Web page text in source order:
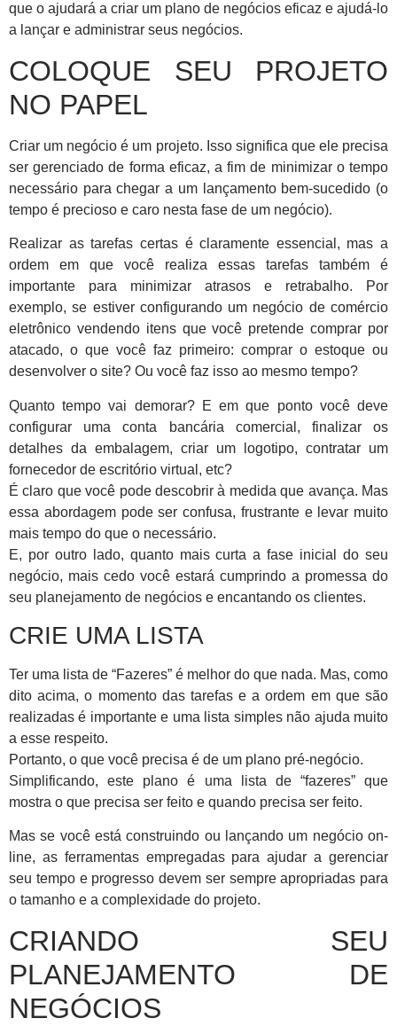
que o ajudará a criar um plano de negócios eficaz e ajudá-lo
a lançar e administrar seus negócios.
COLOQUE SEU PROJETO
NO PAPEL
Criar um negócio é um projeto. Isso significa que ele precisa
ser gerenciado de forma eficaz, a fim de minimizar o tempo
necessário para chegar a um lançamento bem-sucedido (o
tempo é precioso e caro nesta fase de um negócio).
Realizar as tarefas certas é claramente essencial, mas a
ordem em que você realiza essas tarefas também é
importante para minimizar atrasos e retrabalho. Por
exemplo, se estiver configurando um negócio de comércio
eletrônico vendendo itens que você pretende comprar por
atacado, o que você faz primeiro: comprar o estoque ou
desenvolver o site? Ou você faz isso ao mesmo tempo?
Quanto tempo vai demorar? E em que ponto você deve
configurar uma conta bancária comercial, finalizar os
detalhes da embalagem, criar um logotipo, contratar um
fornecedor de escritório virtual, etc?
É claro que você pode descobrir à medida que avança. Mas
essa abordagem pode ser confusa, frustrante e levar muito
mais tempo do que o necessário.
E, por outro lado, quanto mais curta a fase inicial do seu
negócio, mais cedo você estará cumprindo a promessa do
seu planejamento de negócios e encantando os clientes.
CRIE UMA LISTA
Ter uma lista de “Fazeres” é melhor do que nada. Mas, como
dito acima, o momento das tarefas e a ordem em que são
realizadas é importante e uma lista simples não ajuda muito
a esse respeito.
Portanto, o que você precisa é de um plano pré-negócio.
Simplificando, este plano é uma lista de “fazeres” que
mostra o que precisa ser feito e quando precisa ser feito.
Mas se você está construindo ou lançando um negócio on-
line, as ferramentas empregadas para ajudar a gerenciar
seu tempo e progresso devem ser sempre apropriadas para
o tamanho e a complexidade do projeto.
CRIANDO SEU
PLANEJAMENTO DE
NEGÓCIOS